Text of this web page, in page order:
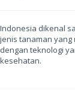
Indonesia dikenal
jenis tanaman
dengan teknologi
kesehatan.